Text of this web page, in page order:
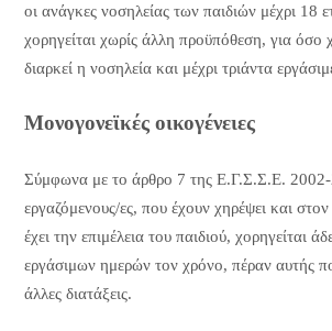
οι ανάγκες νοσηλείας των παιδιών μέχρι 18
χορηγείται χωρίς άλλη προϋπόθεση, για όσο
διαρκεί η νοσηλεία και μέχρι τριάντα
Μονογονεϊκές οικογένειες
Σύμφωνα με το άρθρο 7 της Ε.Γ.Σ.Σ.Ε.
εργαζόμενους/ες, που έχουν χηρέψει και
έχει την επιμέλεια του παιδιού, χορηγείται
εργάσιμων ημερών τον χρόνο, πέραν αυτής
άλλες διατάξεις.